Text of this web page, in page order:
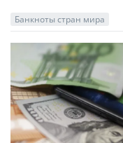
Банкноты стран мира